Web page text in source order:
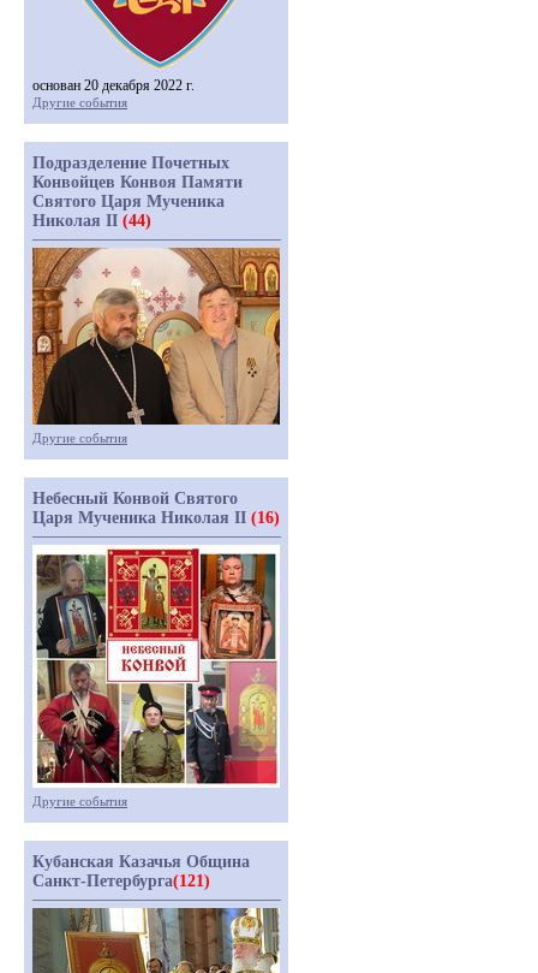
основан 20 декабря 2022 г.
Другие события
Подразделение Почетных
Конвойцев Конвоя Памяти
Святого Царя Мученика
Николая II (44)
Другие события
Небесный Конвой Святого
Царя Мученика Николая II (16)
Другие события
Кубанская Казачья Община
Санкт-Петербурга(121)